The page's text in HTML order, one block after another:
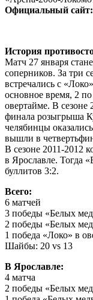
Официальный сайт:
История
Матч 27 января
соперников. За три
встречались с
основное время, 2
овертайме. В сезоне
финала розыгрыша
челябинцы
вышли в
В сезоне 2011-2012
в Ярославле. Тогда
буллитов 3:2.
Всего:
6 матчей
3 победы «Белых
2 победы «Белых
1 победа «Локо» в
Шайбы: 20 vs 13
В Ярославле:
4 матча
2 победы «Белых